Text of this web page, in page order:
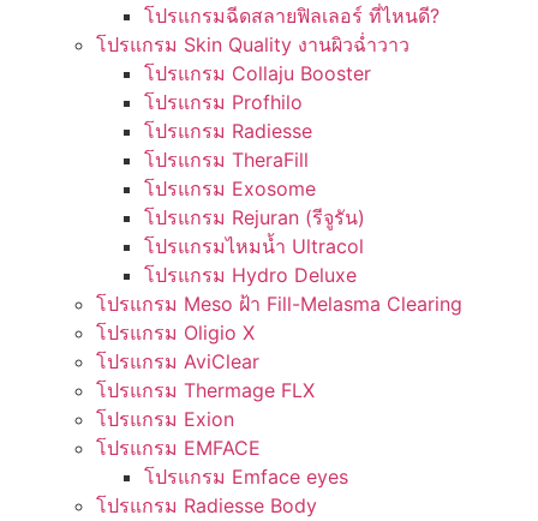
โปรแกรมฉีดสลายฟิลเลอร์ ที่ไหนดี?
โปรแกรม Skin Quality งานผิวฉ่ำวาว
โปรแกรม Collaju Booster
โปรแกรม Profhilo
โปรแกรม Radiesse
โปรแกรม TheraFill
โปรแกรม Exosome
โปรแกรม Rejuran (รีจูรัน)
โปรแกรมไหมน้ำ Ultracol
โปรแกรม Hydro Deluxe
โปรแกรม Meso ฝ้า Fill-Melasma Clearing
โปรแกรม Oligio X
โปรแกรม AviClear
โปรแกรม Thermage FLX
โปรแกรม Exion
โปรแกรม EMFACE
โปรแกรม Emface eyes
โปรแกรม Radiesse Body